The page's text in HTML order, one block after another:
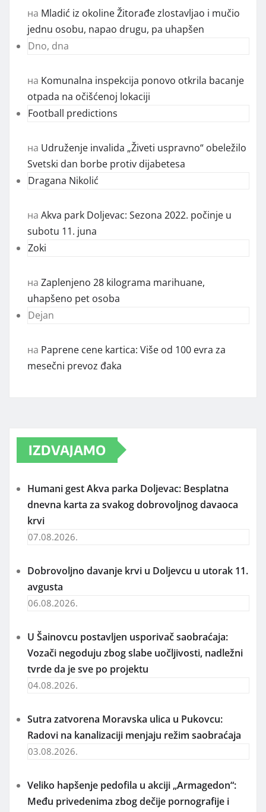
на Mladić iz okoline Žitorađe zlostavljao i mučio
jednu osobu, napao drugu, pa uhapšen
Dno, dna
на Komunalna inspekcija ponovo otkrila bacanje
otpada na očišćenoj lokaciji
Football predictions
на Udruženje invalida „Živeti uspravno“ obeležilo
Svetski dan borbe protiv dijabetesa
Dragana Nikolić
на Akva park Doljevac: Sezona 2022. počinje u
subotu 11. juna
Zoki
на Zaplenjeno 28 kilograma marihuane,
uhapšeno pet osoba
Dejan
на Paprene cene kartica: Više od 100 evra za
mesečni prevoz đaka
IZDVAJAMO
Humani gest Akva parka Doljevac: Besplatna
dnevna karta za svakog dobrovoljnog davaoca
krvi
07.08.2026.
Dobrovoljno davanje krvi u Doljevcu u utorak 11.
avgusta
06.08.2026.
U Šainovcu postavljen usporivač saobraćaja:
Vozači negoduju zbog slabe uočljivosti, nadležni
tvrde da je sve po projektu
04.08.2026.
Sutra zatvorena Moravska ulica u Pukovcu:
Radovi na kanalizaciji menjaju režim saobraćaja
03.08.2026.
Veliko hapšenje pedofila u akciji „Armagedon“:
Među privedenima zbog dečije pornografije i